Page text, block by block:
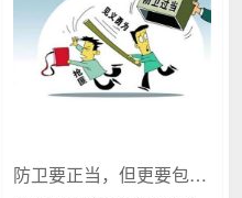
防卫要正当，但更要包容——点赞判决：因妻子被调戏，致1死3伤被判无罪（附判决书原文）